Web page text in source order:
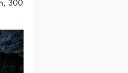
300